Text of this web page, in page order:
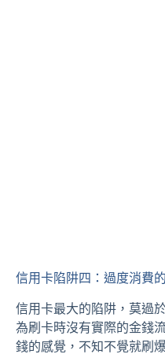
信用卡陷阱四：過度消費
信用卡最大的陷阱，莫過
為刷卡時沒有實際的金錢
錢的感覺，不知不覺就刷